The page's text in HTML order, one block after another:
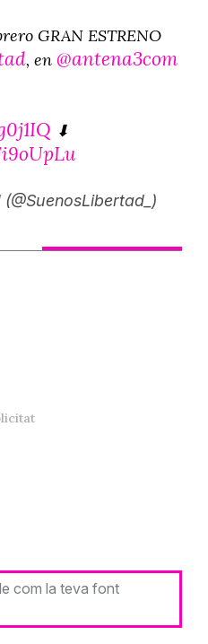
GRAN ESTRENO
, en @antena3com
⬇
com la teva font